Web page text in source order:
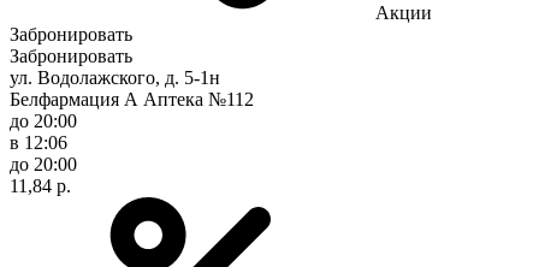
Акции
Забронировать
Забронировать
ул. Водолажского, д. 5-1н
Белфармация А Аптека №112
до 20:00
в 12:06
до 20:00
11,84 р.